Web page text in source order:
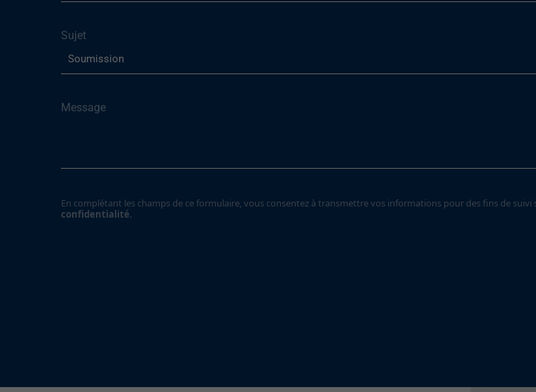
Sujet
Message
En complétant les champs de ce formulaire, vous consentez à transmettre vos informations pour des fins de suivi
confidentialité.